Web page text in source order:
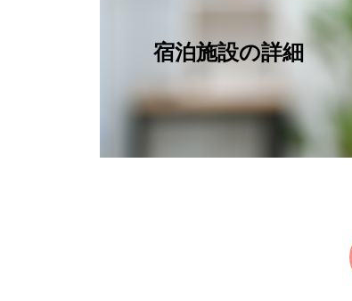
宿泊施設の詳細